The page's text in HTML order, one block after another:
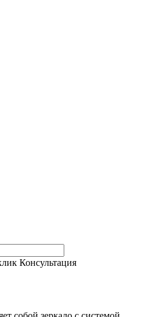
Консультация